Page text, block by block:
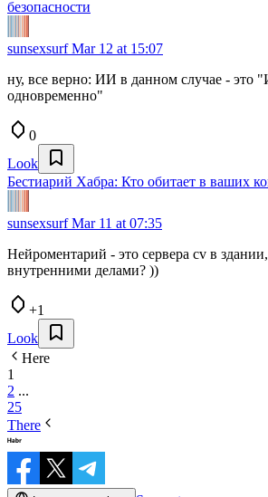
безопасности
sunsexsurfMar 12 at 15:07
ну, все верно: ИИ в данном случае - это
одновременно"
0
Look
Бестиарий Хабра: Кто обитает в ваших
sunsexsurfMar 11 at 07:35
Нейроментарий - это сервера cv в
внутренними делами? ))
+1
Look
Here
1
2 ...
25
There